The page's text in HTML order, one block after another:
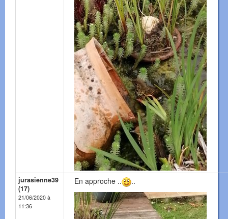
jurasienne39
(17)
21/06/2020 à
11:36
En approche .. ..